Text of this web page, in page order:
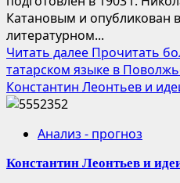
Катановым и опубликован
литературном...
Читать далее Прочитать
татарском языке в
Константин Леонтьев и
Анализ - прогноз
Константин Леонтьев и